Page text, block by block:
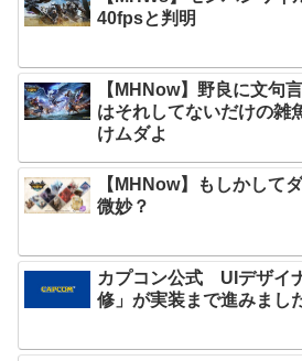
40fpsと判明
【MHNow】野良に文句
はそれしてないだけの雑
けムダよ
【MHNow】もしかして
微妙？
カプコン公式 UIデザイ
修」が実装まで進みまし